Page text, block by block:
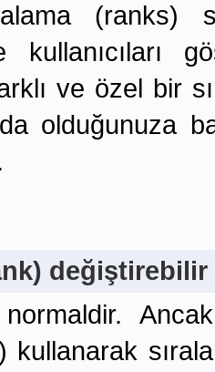
(ranks)
kullanıcıları
ve özel bir
olduğunuza
normaldir.